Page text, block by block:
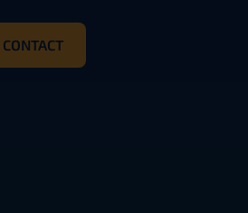
CONTACT